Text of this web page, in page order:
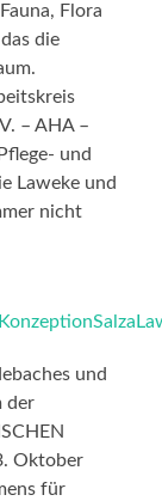
Flora
die
– AHA –
und
Laweke und
nicht
und
der
Oktober
für